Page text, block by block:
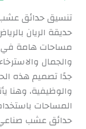
تنسيق حدائق
حديقة الريان
مساحات هامة في
والجمال
جدًا تصميم هذه
والوظيفية، وهنا
المساحات
حدائق عشب